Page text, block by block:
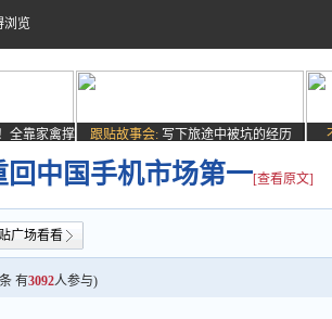
浏览
全靠家禽撑
跟贴故事会: 写下旅途中被坑的经历
回中国手机市场第一[查看原文]
广场看看
条 有3092人参与)